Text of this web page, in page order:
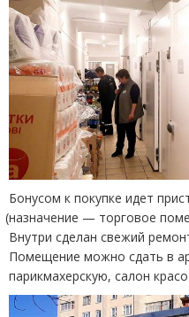
Бонусом к покупке идет
(назначение — торговое
Внутри сделан свежий
Помещение можно сдать в
парикмахерскую, салон